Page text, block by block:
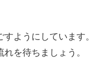
ようにしています。
を待ちましょう。